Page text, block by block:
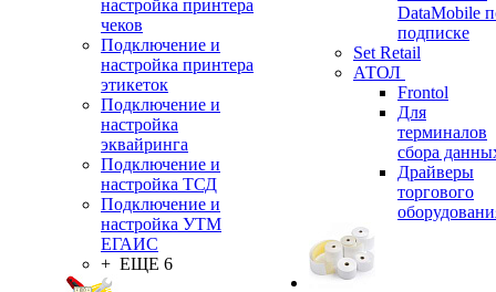
настройка принтера
чеков
Подключение и
настройка принтера
этикеток
Подключение и
настройка
эквайринга
Подключение и
настройка ТСД
Подключение и
настройка УТМ
ЕГАИС
+ ЕЩЕ 6
DataMobile
подписке
Set Retail
АТОЛ
Frontol
Для
терминалов
сбора
Драйверы
торгового